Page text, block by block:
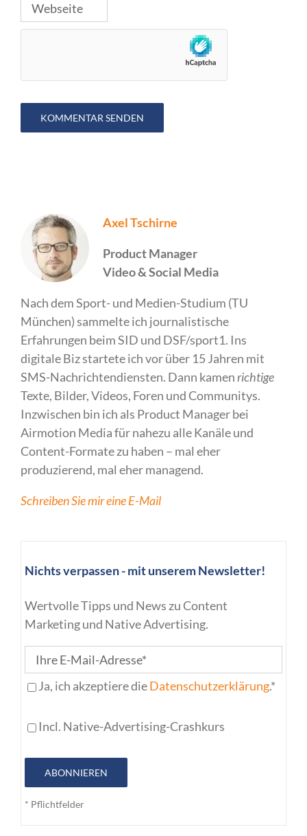
Axel Tschirne
Product Manager
Video & Social Media
Nach dem Sport- und Medien-Studium (TU
München) sammelte ich journalistische
Erfahrungen beim SID und DSF/sport1. Ins
digitale Biz startete ich vor über 15 Jahren mit
SMS-Nachrichtendiensten. Dann kamenrichtige
Texte, Bilder, Videos, Foren und Communitys.
Inzwischen bin ich als Product Manager bei
Airmotion Media für nahezu alle Kanäle und
Content-Formate zu haben – mal eher
produzierend, mal eher managend.
Schreiben Sie mir eine E-Mail
Nichts verpassen - mit unserem Newsletter!
Wertvolle Tipps und News zu Content
Marketing und Native Advertising.
Ja, ich akzeptiere dieDatenschutzerklärung.*
Incl. Native-Advertising-Crashkurs
ABONNIEREN
* Pflichtfelder